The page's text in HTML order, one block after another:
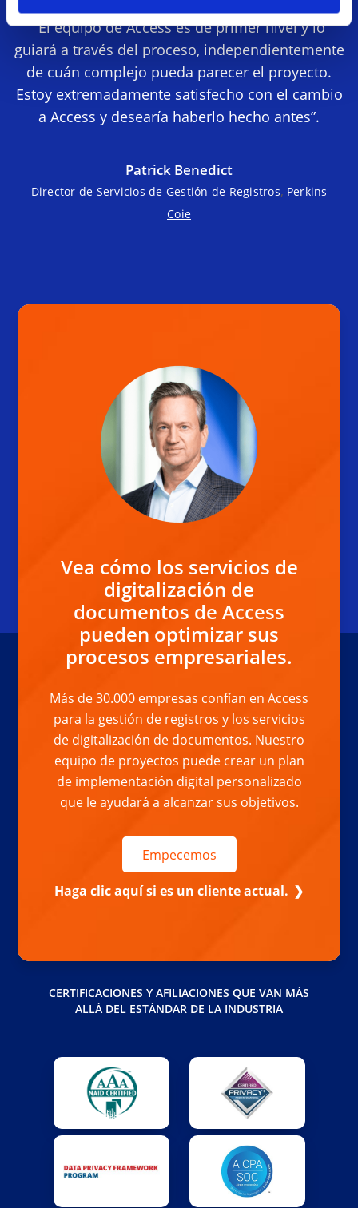
“El equipo de Access es de primer nivel y lo
guiará a través del proceso, independientemente
de cuán complejo pueda parecer el proyecto.
Estoy extremadamente satisfecho con el cambio
a Access y desearía haberlo hecho antes”.
Patrick Benedict
Director de Servicios de Gestión de Registros, Perkins
Coie
Vea cómo los servicios de
digitalización de
documentos de Access
pueden optimizar sus
procesos empresariales.
Más de 30.000 empresas confían en Access
para la gestión de registros y los servicios
de digitalización de documentos. Nuestro
equipo de proyectos puede crear un plan
de implementación digital personalizado
que le ayudará a alcanzar sus objetivos.
Empecemos
Haga clic aquí si es un cliente actual.
CERTIFICACIONES Y AFILIACIONES QUE VAN MÁS
ALLÁ DEL ESTÁNDAR DE LA INDUSTRIA